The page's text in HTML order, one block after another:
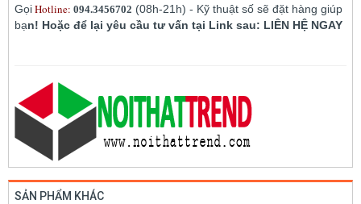
GọiHotline: 094.3456702 (08h-21h) - Kỹ thuật số sẽ đặt hàng giúp
bạn! Hoặc để lại yêu cầu tư vấn tại Link sau: LIÊN HỆ NGAY
SẢN PHẨM KHÁC